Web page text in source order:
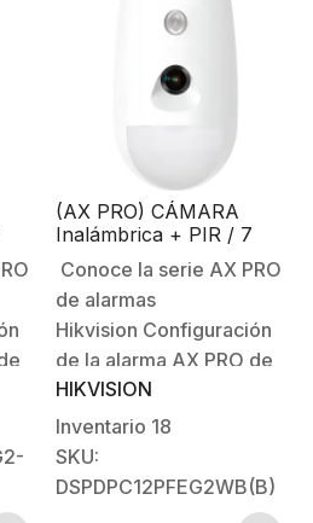
modelo DS-PDTT15AM-
indepandiente.
principales:Rango…
/
(AX PRO) CÁMARA
Inalámbrica + PIR / 7
Años de Batería /
Inmunidad a Mascotas /
Rango de Detección de
12 mts / Angulo de 85.9°
de Cobertura / 1
Kilómetro de Cobertura
LOS
Conoce la serie AX PRO
de alarmas
Hikvision Configuración
de la alarma AX PRO de
HikvisionBienvenido al
futuro con AX PRO
HikvisionSistema
Robusto contra
HIKVISION
Inventario 18
SKU:
DSPDPC12PFEG2WB(B)